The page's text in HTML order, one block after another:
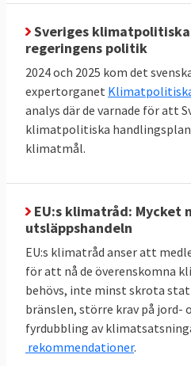
förnybart
Jämfört med 2005 ska
sin primära
procent till högst 992,5
Andelen förnybar energi
mellan 2020 och 2030
men gärna 45 procent.
den största andelen
EU-länderna:66
finns något specifikt
medlemsländer utan
Sveriges
regeringens politik
2024 och 2025 kom det
expertorganet
analys där de varnade för att
klimatpolitiska
klimatmål.
EU:s klimatråd: Mycket
utsläppshandeln
EU:s klimatråd anser att
för att nå de överenskomna
behövs, inte minst skrota
bränslen, större krav på jord-
fyrdubbling av
rekommendationer.